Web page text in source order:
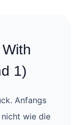
1)
Anfangs
wie die